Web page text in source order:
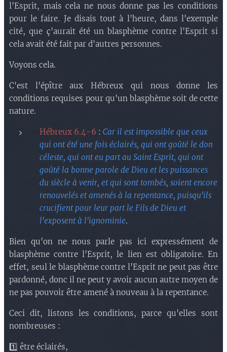
l'Esprit, mais cela ne nous donne pas les conditions
pour le faire. Je disais tout à l'heure, dans l'exemple
cité, que ç'aurait été un blasphème contre l'Esprit si
cela avait été fait par d'autres personnes.
Voyons cela.
C'est l'épître aux Hébreux qui nous donne les
conditions requises pour qu'un blasphème soit de cette
nature.
Hébreux 6.4-6 : Car il est impossible que ceux
qui ont été une fois éclairés, qui ont goûté le don
céleste, qui ont eu part au Saint Esprit, qui ont
goûté la bonne parole de Dieu et les puissances
du siècle à venir, et qui sont tombés, soient encore
renouvelés et amenés à la repentance, puisqu'ils
crucifient pour leur part le Fils de Dieu et
l'exposent à l'ignominie.
Bien qu'on ne nous parle pas ici expressément de
blasphème contre l'Esprit, le lien est obligatoire. En
effet, seul le blasphème contre l'Esprit ne peut pas être
pardonné, donc il ne peut y avoir aucun autre moyen de
ne pas pouvoir être amené à nouveau à la repentance.
Ceci dit, listons les conditions, parce qu'elles sont
nombreuses :
1️⃣ être éclairés,